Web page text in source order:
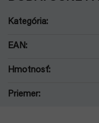
Kategória:
EAN:
Hmotnosť:
Priemer: